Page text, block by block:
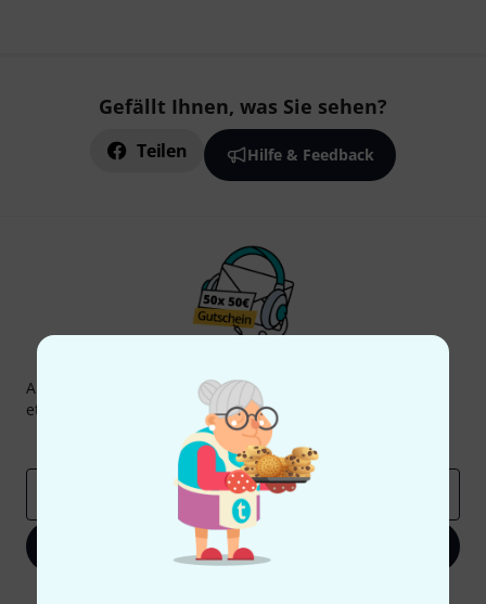
Gefällt Ihnen, was Sie sehen?
Teilen Hilfe & Feedback
Abonniere den Thomann Newsletter und gewinne mit
etwas Glück einen von
50 Gutscheinen
Inspirierende Beiträge
Deals
Jetzt anmelden